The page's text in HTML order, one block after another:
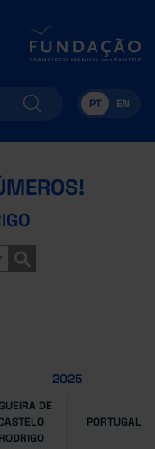
PT EN
2025
DE
RODRIGO
PORTUGAL